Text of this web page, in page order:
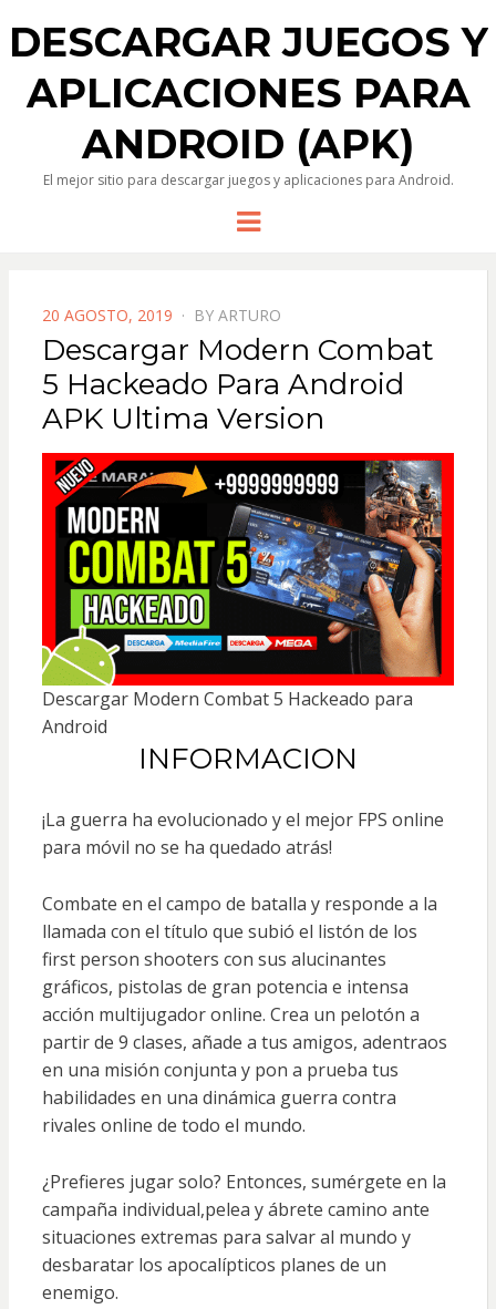
DESCARGAR JUEGOS Y
APLICACIONES PARA
ANDROID (APK)
El mejor sitio para descargar juegos y aplicaciones para Android.
Menu
POSTED
ON
20 AGOSTO, 2019 BY ARTURO
Descargar Modern Combat
5 Hackeado Para Android
APK Ultima Version
Descargar Modern Combat 5 Hackeado para
Android
INFORMACION
¡La guerra ha evolucionado y el mejor FPS online
para móvil no se ha quedado atrás!
Combate en el campo de batalla y responde a la
llamada con el título que subió el listón de los
first person shooters con sus alucinantes
gráficos, pistolas de gran potencia e intensa
acción multijugador online. Crea un pelotón a
partir de 9 clases, añade a tus amigos, adentraos
en una misión conjunta y pon a prueba tus
habilidades en una dinámica guerra contra
rivales online de todo el mundo.
¿Prefieres jugar solo? Entonces, sumérgete en la
campaña individual,pelea y ábrete camino ante
situaciones extremas para salvar al mundo y
desbaratar los apocalípticos planes de un
enemigo.